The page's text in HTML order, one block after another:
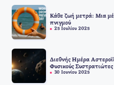
Κάθε ζωή μετρά: Μια
πνιγμού
25 Ιουλίου 2025
Διεθνής Ημέρα
Φυσικούς
30 Ιουνίου 2025